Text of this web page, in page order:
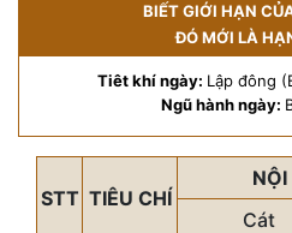
BIẾT GIỚI HẠN
ĐÓ MỚI LÀ
Tiêt khí ngày: Lập đông
Ngũ hành ngày:
STT TIÊU CHÍ
Cát